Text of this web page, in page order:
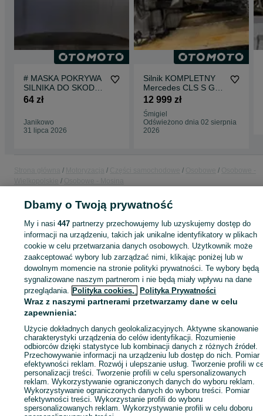
# MASKA POKRYWA
SILNIKA DO SKODA
FABIA I 1 9102
64 zł
Janikowo
31 lipca 2026
Silnik KOMPLETNY
Mercedes CLS S G-
klasa 5.5 V8 273960
12 999 zł
Śmigiel
Odświeżono dnia 02 sierpnia
2026
Wielkopolskie
Osobowe - Mosina
KATEGORIA
ID:1084227616 Wyświetlenia:
Zadzwoń / SMS Wyślij wiadomość
Dbamy o Twoją prywatność
My i nasi447 partnerzy przechowujemy lub uzyskujemy dostęp do
informacji na urządzeniu, takich jak unikalne identyfikatory w plikach
cookie w celu przetwarzania danych osobowych. Użytkownik może
zaakceptować wybory lub zarządzać nimi, klikając poniżej lub w
dowolnym momencie na stronie polityki prywatności. Te wybory będą
sygnalizowane naszym partnerom i nie będą miały wpływu na dane
przeglądania. Polityka cookies, Polityka Prywatności
Wraz z naszymi partnerami przetwarzamy dane w celu
zapewnienia:
Użycie dokładnych danych geolokalizacyjnych. Aktywne skanowanie
charakterystyki urządzenia do celów identyfikacji. Rozumienie
odbiorców dzięki statystyce lub kombinacji danych z różnych źródeł.
Przechowywanie informacji na urządzeniu lub dostęp do nich. Pomiar
efektywności reklam. Rozwój i ulepszanie usług. Tworzenie profili w
personalizacji treści. Tworzenie profili w celu spersonalizowanych
reklam. Wykorzystywanie ograniczonych danych do wyboru reklam.
Wykorzystywanie ograniczonych danych do wyboru treści. Pomiar
efektywności treści. Wykorzystanie profili do wyboru
spersonalizowanych reklam. Wykorzystywanie profili w celu doboru